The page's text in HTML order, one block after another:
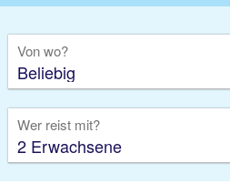
Von wo?
Beliebig
Wer reist mit?
2 Erwachsene